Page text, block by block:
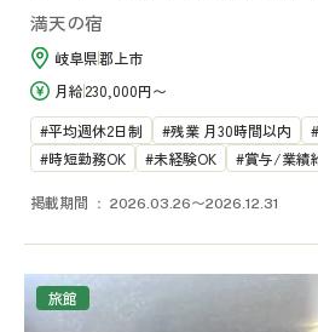
満天の宿
岐阜県郡上市
月給230,000円〜
平均週休2日制
残業 月30時間以内
時短勤務OK
未経験OK 賞与/業績
掲載期間 2026.03.26〜2026.12.31
旅館